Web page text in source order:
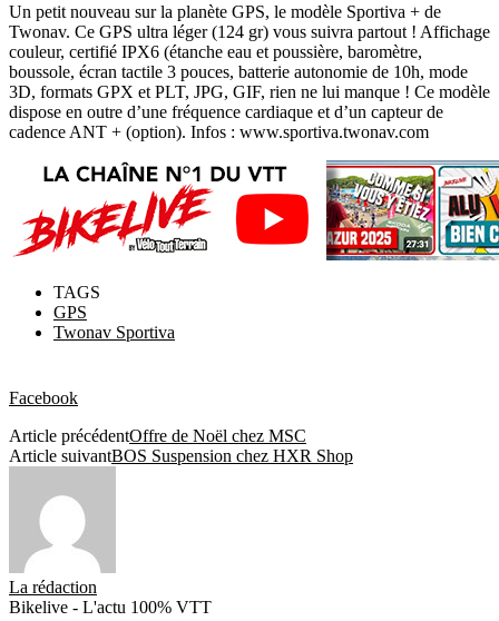
Un petit nouveau sur la planète GPS, le modèle Sportiva + de
Twonav. Ce GPS ultra léger (124 gr) vous suivra partout ! Affichage
couleur, certifié IPX6 (étanche eau et poussière, baromètre,
boussole, écran tactile 3 pouces, batterie autonomie de 10h, mode
3D, formats GPX et PLT, JPG, GIF, rien ne lui manque ! Ce modèle
dispose en outre d’une fréquence cardiaque et d’un capteur de
cadence ANT + (option). Infos : www.sportiva.twonav.com
TAGS
GPS
Twonav Sportiva
Facebook
Article précédentOffre de Noël chez MSC
Article suivantBOS Suspension chez HXR Shop
La rédaction
Bikelive - L'actu 100% VTT